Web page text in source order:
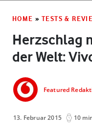
HOME » TESTS &
Herzschlag
der Welt:
Featured
13. Februar 2015 10